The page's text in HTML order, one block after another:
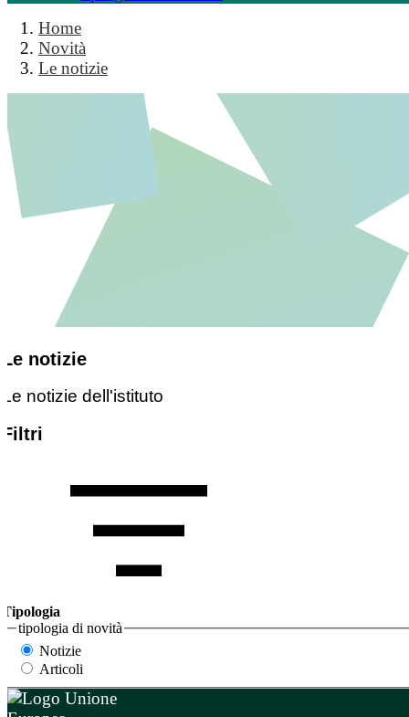
Home
Novità
Le notizie
Le notizie
Le notizie dell'istituto
Filtri
Tipologia
tipologia di novità
Notizie
Articoli